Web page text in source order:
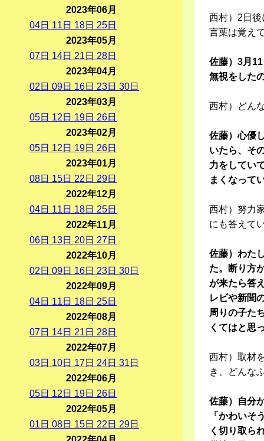
西村）2日
言葉は覚え
佐藤）3月
無視をした
西村）どん
佐藤）心優
いたら、そ
力をしてい
まくなって
西村）努力
にも答えて
佐藤）わた
た。断り方
が来たら答
レビや新聞
周りの子た
くてはと思
西村）取材
き、どんな
佐藤）自分
「かわいそ
く切り取ら
2023年06月
04日 11 日 18日 25日
2023年05月
07日 14日 21 日 28日
2023年04月
02 日 09日 16日 23日 30日
2023年03月
05日 12 日 19日 26日
2023年02月
05日 12 日 19日 26日
2023年01月
08日 15日 22 日 29日
2022年12月
04日 11 日 18日 25日
2022年11月
06日 13日 20日 27日
2022年10月
02 日 09日 16日 23日 30日
2022年09月
04日 11 日 18日 25日
2022年08月
07日 14日 21 日 28日
2022年07月
03日 10日 17日 24日 31 日
2022年06月
05日 12 日 19日 26日
2022年05月
01 日 08日 15日 22 日 29日